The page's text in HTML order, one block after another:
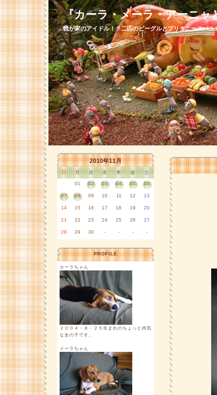
『カーラ・メーラ・アーニャ
我が家のアイドル！？二匹のビーグルとブリタニースパニ
2010年11月
日 月 火 水 木 金 土
- 01 02 03 04 05 06
07 08 09 10 11 12 13
14 15 16 17 18 19 20
21 22 23 24 25 26 27
28 29 30 - - - -
PROFILE
カーラちゃん
２００４・８・２５生まれのちょっと内気
な女の子です。
メーラちゃん